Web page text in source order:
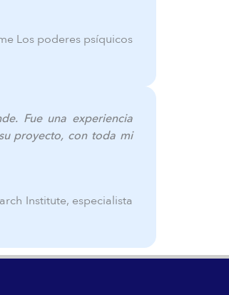
Los poderes psíquicos
Fue una experiencia
proyecto, con toda mi
Institute, especialista